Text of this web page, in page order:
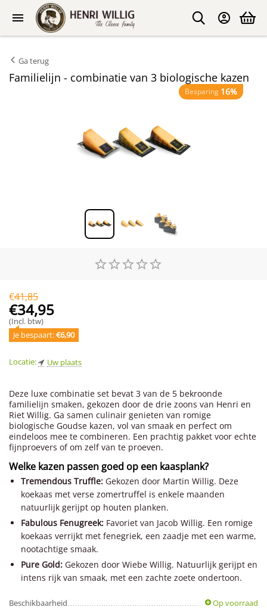
Ga terug
Familielijn - combinatie van 3 biologische kazen
Besparing 16%
€41,85
€34,95
(Incl. btw)
Je bespaart: €6,90
Locatie: Uw plaats
Deze luxe combinatie set bevat 3 van de 5 bekroonde
familielijn smaken, gekozen door de drie zoons van Henri en
Riet Willig. Ga samen culinair genieten van romige
biologische Goudse kazen, vol van smaak en perfect om
eindeloos mee te combineren. Een prachtig pakket voor echte
fijnproevers of om zelf van te proeven.
Welke kazen passen goed op een kaasplank?
Tremendous Truffle: Gekozen door Martin Willig. Deze
koekaas met verse zomertruffel is enkele maanden
natuurlijk gerijpt op houten planken.
Fabulous Fenugreek: Favoriet van Jacob Willig. Een romige
koekaas verrijkt met fenegriek, een zaadje met een warme,
nootachtige smaak.
Pure Gold: Gekozen door Wiebe Willig. Natuurlijk gerijpt en
intens rijk van smaak, met een zachte zoete ondertoon.
Beschikbaarheid
Op voorraad